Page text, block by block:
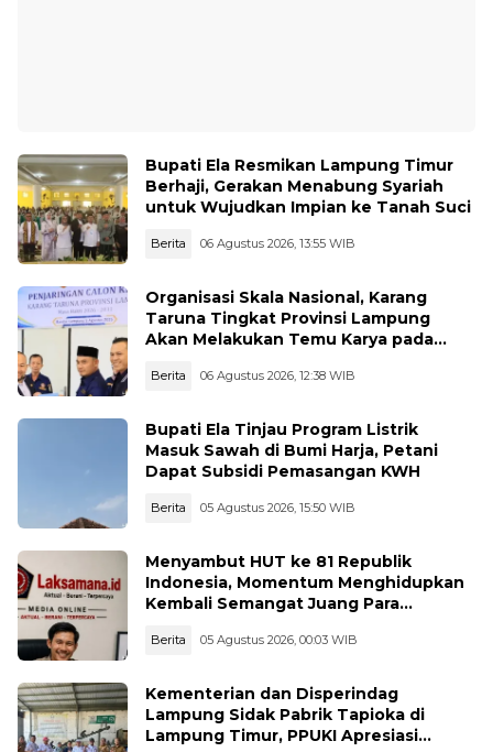
Bupati Ela Resmikan Lampung Timur
Berhaji, Gerakan Menabung Syariah
untuk Wujudkan Impian ke Tanah Suci
Berita 06 Agustus 2026, 13:55 WIB
Organisasi Skala Nasional, Karang
Taruna Tingkat Provinsi Lampung
Akan Melakukan Temu Karya pada
Berita 06 Agustus 2026, 12:38 WIB
Bupati Ela Tinjau Program Listrik
Masuk Sawah di Bumi Harja, Petani
Dapat Subsidi Pemasangan KWH
Berita 05 Agustus 2026, 15:50 WIB
Menyambut HUT ke 81 Republik
Indonesia, Momentum Menghidupkan
Kembali Semangat Juang Para
Berita 05 Agustus 2026, 00:03 WIB
Kementerian dan Disperindag
Lampung Sidak Pabrik Tapioka di
Lampung Timur, PPUKI Apresiasi